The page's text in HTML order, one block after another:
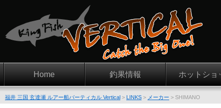
Home 釣果情報 ホットショ
福井 三国 玄達瀬 ルアー船バーティカル Vertical > LINKS > メーカー > SHIMANO